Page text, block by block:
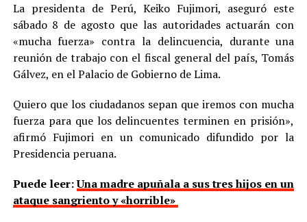
La presidenta de Perú, Keiko Fujimori, aseguró este
sábado 8 de agosto que las autoridades actuarán con
«mucha fuerza» contra la delincuencia, durante una
reunión de trabajo con el fiscal general del país, Tomás
Gálvez, en el Palacio de Gobierno de Lima.
Quiero que los ciudadanos sepan que iremos con mucha
fuerza para que los delincuentes terminen en prisión»,
afirmó Fujimori en un comunicado difundido por la
Presidencia peruana.
Puede leer:Una madre apuñala a sus tres hijos en un
ataque sangriento y «horrible»